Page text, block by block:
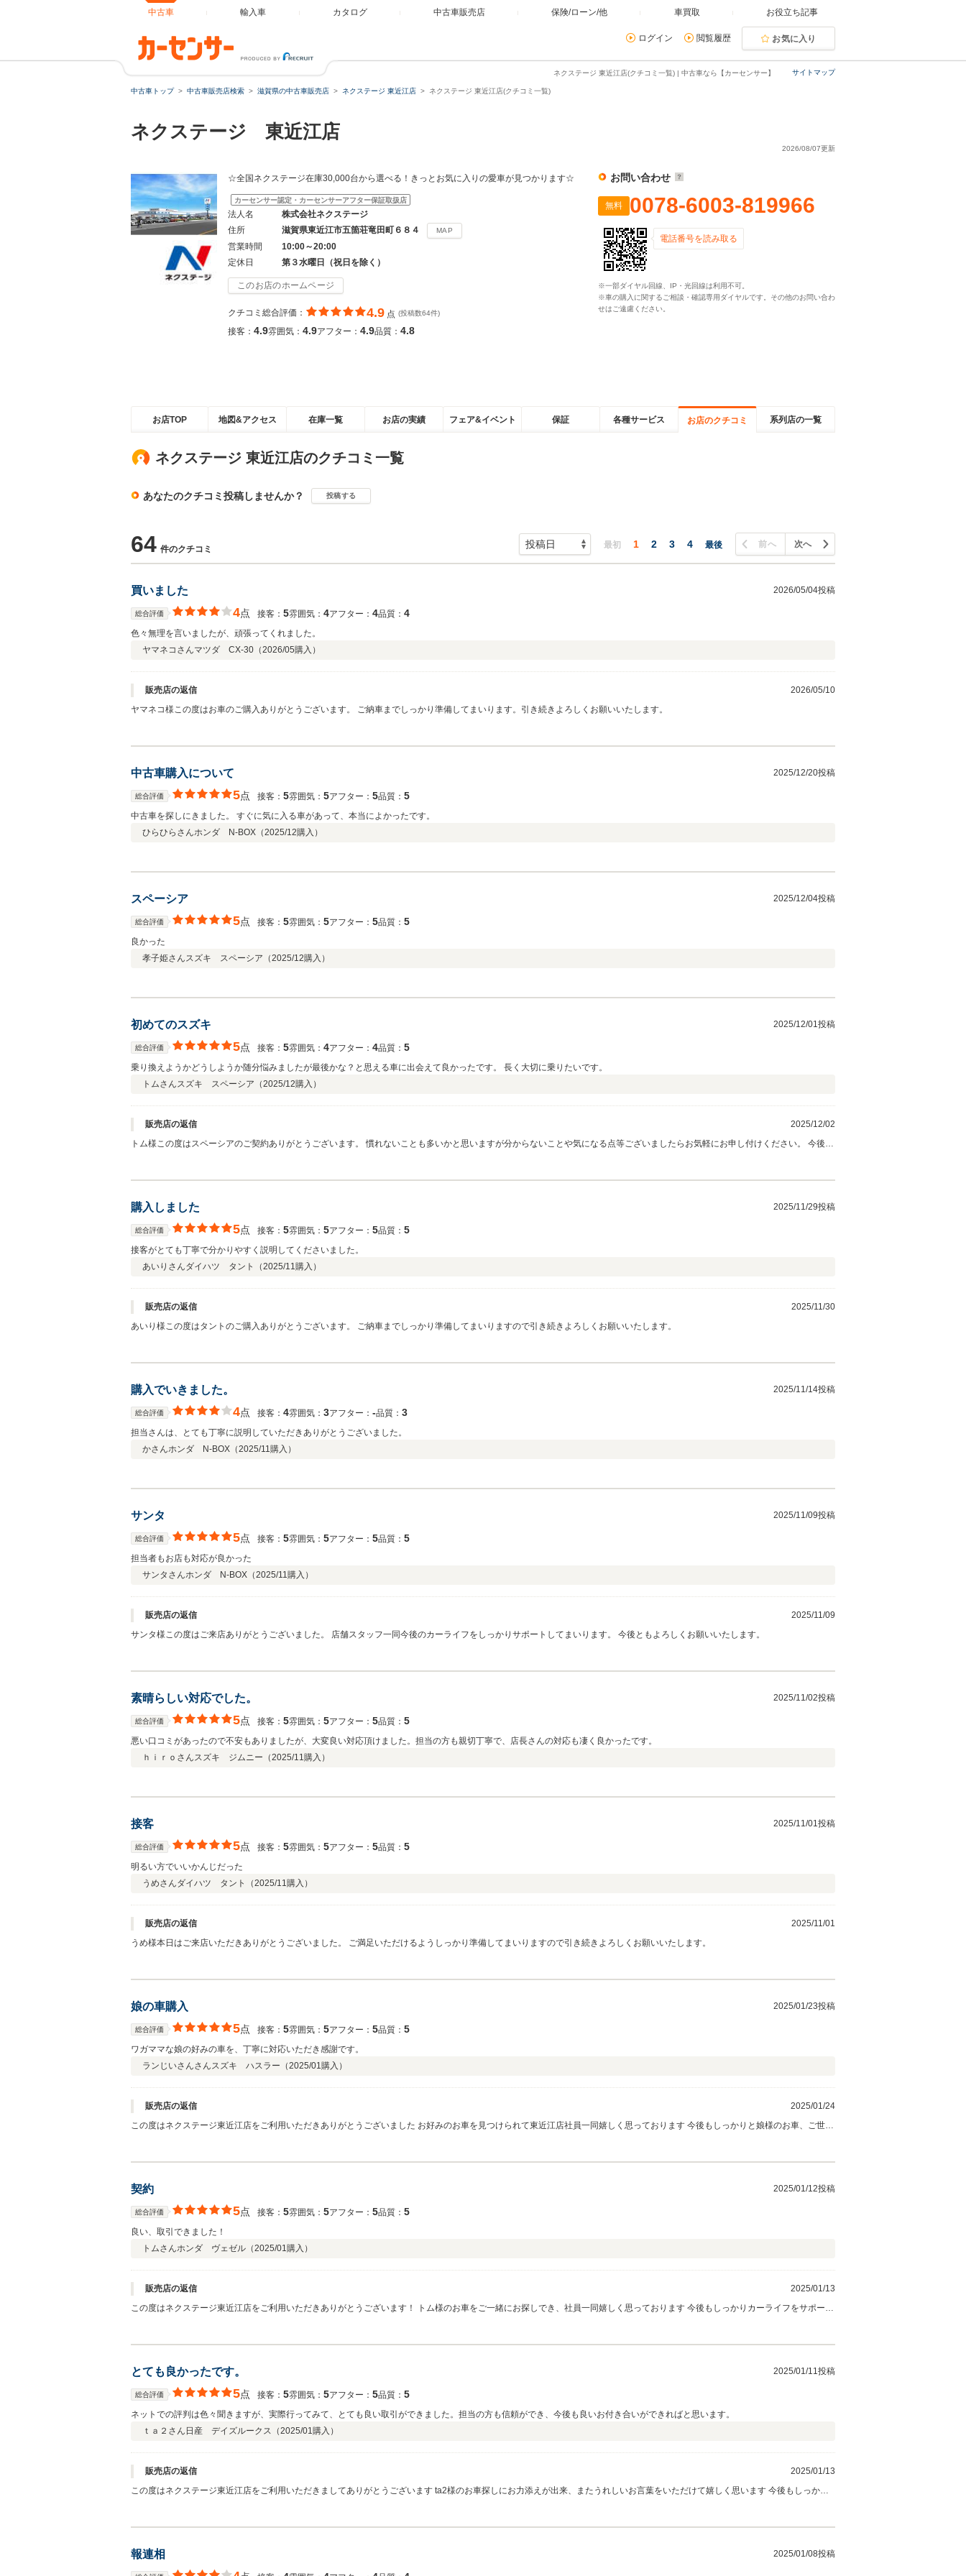
中古車 輸入車 カタログ 中古車販売店 保険/ローン/他 車買取 お役立ち記事
ログイン 閲覧履歴 お気に入り
サイトマップ
ネクステージ 東近江店(クチコミ一覧) | 中古車なら【カーセンサー】
中古車トップ 中古車販売店検索 滋賀県の中古車販売店 ネクステージ 東近江店 ネクステージ 東近江店(クチコミ一覧)
ネクステージ 東近江店
2026/08/07更新
☆全国ネクステージ在庫30,000台から選べる！きっとお気に入りの愛車が見つかります☆
カーセンサー認定・カーセンサーアフター保証取扱店
法人名
株式会社ネクステージ
住所
滋賀県東近江市五箇荘竜田町６８４ MAP
営業時間
10:00～20:00
定休日
第３水曜日（祝日を除く）
このお店のホームページ
クチコミ総合評価： 4.9 点 (投稿数64件)
接客： 4.9雰囲気： 4.9アフター： 4.9品質： 4.8
お問い合わせ
無料 0078-6003-819966
電話番号を読み取る
※一部ダイヤル回線、IP・光回線は利用不可。
※車の購入に関するご相談・確認専用ダイヤルです。その他のお問い合わ
せはご遠慮ください。
お店TOP 地図&アクセス 在庫一覧 お店の実績 フェア&イベント 保証 各種サービス お店のクチコミ 系列店の一覧
ネクステージ 東近江店のクチコミ一覧
あなたのクチコミ投稿しませんか？ 投稿する
64 件のクチコミ 最初 1 2 3 4 最後 前へ 次へ
買いました 2026/05/04投稿
総合評価 4点 接客： 5雰囲気： 4アフター： 4品質： 4
色々無理を言いましたが、頑張ってくれました。
ヤマネコさんマツダ CX-30（2026/05購入）
販売店の返信
2026/05/10
ヤマネコ様この度はお車のご購入ありがとうございます。 ご納車までしっかり準備してまいります。引き続きよろしくお願いいたします。
中古車購入について 2025/12/20投稿
総合評価 5点 接客： 5雰囲気： 5アフター： 5品質： 5
中古車を探しにきました。 すぐに気に入る車があって、本当によかったです。
ひらひらさんホンダ N-BOX（2025/12購入）
スペーシア 2025/12/04投稿
総合評価 5点 接客： 5雰囲気： 5アフター： 5品質： 5
良かった
孝子姫さんスズキ スペーシア（2025/12購入）
初めてのスズキ 2025/12/01投稿
総合評価 5点 接客： 5雰囲気： 4アフター： 4品質： 5
乗り換えようかどうしようか随分悩みましたが最後かな？と思える車に出会えて良かったです。 長く大切に乗りたいです。
トムさんスズキ スペーシア（2025/12購入）
販売店の返信
2025/12/02
トム様この度はスペーシアのご契約ありがとうございます。 慣れないことも多いかと思いますが分からないことや気になる点等ございましたらお気軽にお申し付けください。 今後と
購入しました 2025/11/29投稿
総合評価 5点 接客： 5雰囲気： 5アフター： 5品質： 5
接客がとても丁寧で分かりやすく説明してくださいました。
あいりさんダイハツ タント（2025/11購入）
販売店の返信
2025/11/30
あいり様この度はタントのご購入ありがとうございます。 ご納車までしっかり準備してまいりますので引き続きよろしくお願いいたします。
購入でいきました。 2025/11/14投稿
総合評価 4点 接客： 4雰囲気： 3アフター： ‐品質： 3
担当さんは、とても丁寧に説明していただきありがとうございました。
かさんホンダ N-BOX（2025/11購入）
サンタ 2025/11/09投稿
総合評価 5点 接客： 5雰囲気： 5アフター： 5品質： 5
担当者もお店も対応が良かった
サンタさんホンダ N-BOX（2025/11購入）
販売店の返信
2025/11/09
サンタ様この度はご来店ありがとうございました。 店舗スタッフ一同今後のカーライフをしっかりサポートしてまいります。 今後ともよろしくお願いいたします。
素晴らしい対応でした。 2025/11/02投稿
総合評価 5点 接客： 5雰囲気： 5アフター： 5品質： 5
悪い口コミがあったので不安もありましたが、大変良い対応頂けました。担当の方も親切丁寧で、店長さんの対応も凄く良かったです。
ｈｉｒｏさんスズキ ジムニー（2025/11購入）
接客 2025/11/01投稿
総合評価 5点 接客： 5雰囲気： 5アフター： 5品質： 5
明るい方でいいかんじだった
うめさんダイハツ タント（2025/11購入）
販売店の返信
2025/11/01
うめ様本日はご来店いただきありがとうございました。 ご満足いただけるようしっかり準備してまいりますので引き続きよろしくお願いいたします。
娘の車購入 2025/01/23投稿
総合評価 5点 接客： 5雰囲気： 5アフター： 5品質： 5
ワガママな娘の好みの車を、丁寧に対応いただき感謝です。
ランじいさんさんスズキ ハスラー（2025/01購入）
販売店の返信
2025/01/24
この度はネクステージ東近江店をご利用いただきありがとうございました お好みのお車を見つけられて東近江店社員一同嬉しく思っております 今後もしっかりと娘様のお車、ご世帯
契約 2025/01/12投稿
総合評価 5点 接客： 5雰囲気： 5アフター： 5品質： 5
良い、取引できました！
トムさんホンダ ヴェゼル（2025/01購入）
販売店の返信
2025/01/13
この度はネクステージ東近江店をご利用いただきありがとうございます！ トム様のお車をご一緒にお探しでき、社員一同嬉しく思っております 今後もしっかりカーライフをサポート
とても良かったです。 2025/01/11投稿
総合評価 5点 接客： 5雰囲気： 5アフター： 5品質： 5
ネットでの評判は色々聞きますが、実際行ってみて、とても良い取引ができました。担当の方も信頼ができ、今後も良いお付き合いができればと思います。
ｔａ２さん 日産 デイズルークス（2025/01購入）
販売店の返信
2025/01/13
この度はネクステージ東近江店をご利用いただきましてありがとうございます ta2様のお車探しにお力添えが出来、またうれしいお言葉をいただけて嬉しく思います 今後もしっかり
報連相 2025/01/08投稿